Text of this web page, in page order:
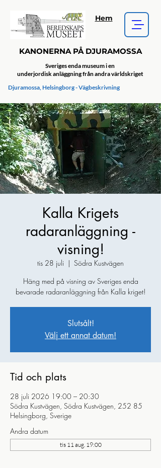
KANONERNA PÅ DJURAMOSSA
Djuramossa, Helsingborg - Vägbeskrivning
Sveriges enda museum i en
underjordisk anläggning från andra världskriget
Hem
Kalla Krigets
radaranläggning -
visning!
tis 28 juli
  |
Södra Kustvägen
Häng med på visning av Sveriges enda
bevarade radaranläggning från Kalla kriget!
Slutsålt!
Välj ett annat datum!
Tid och plats
28 juli 2026 19:00 – 20:30
Södra Kustvägen, Södra Kustvägen, 252 85
Helsingborg, Sverige
Andra datum
tis 11 aug. 19:00